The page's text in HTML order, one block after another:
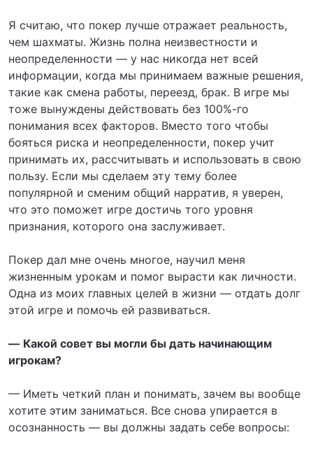
Я считаю, что покер лучше отражает реальность,
чем шахматы. Жизнь полна неизвестности и
неопределенности — у нас никогда нет всей
информации, когда мы принимаем важные решения,
такие как смена работы, переезд, брак. В игре мы
тоже вынуждены действовать без 100%-го
понимания всех факторов. Вместо того чтобы
бояться риска и неопределенности, покер учит
принимать их, рассчитывать и использовать в свою
пользу. Если мы сделаем эту тему более
популярной и сменим общий нарратив, я уверен,
что это поможет игре достичь того уровня
признания, которого она заслуживает.
Покер дал мне очень многое, научил меня
жизненным урокам и помог вырасти как личности.
Одна из моих главных целей в жизни — отдать долг
этой игре и помочь ей развиваться.
— Какой совет вы могли бы дать начинающим
игрокам?
— Иметь четкий план и понимать, зачем вы вообще
хотите этим заниматься. Все снова упирается в
осознанность — вы должны задать себе вопросы: